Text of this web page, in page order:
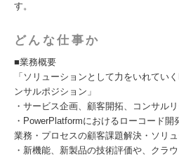
す。
どんな仕事か
■業務概要
「ソリューションとして力をいれてい
ンサルポジション」
・サービス企画、顧客開拓、コンサル
・PowerPlatformにおけるローコード
業務・プロセスの顧客課題解決・ソリ
・新機能、新製品の技術評価や、クラ